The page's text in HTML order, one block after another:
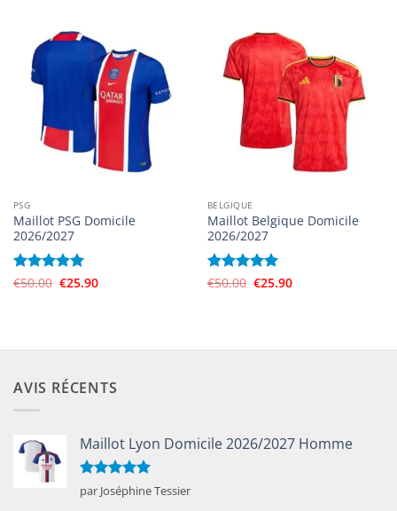
PSG
Maillot PSG Domicile
2026/2027
Note5 sur
€50.00 Le
€25.90Le
BELGIQUE
Maillot Belgique Domicile
2026/2027
Note5 sur
€50.00 Le
€25.90Le
AVIS RÉCENTS
Maillot Lyon Domicile 2026/2027 Homme
Note5sur
5
par Joséphine Tessier